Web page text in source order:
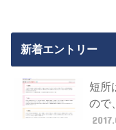
新着エントリー
短所
ので